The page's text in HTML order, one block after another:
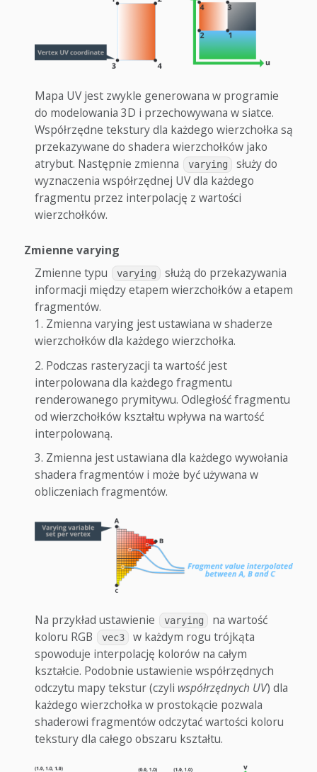
Mapa UV jest zwykle generowana w programie
do modelowania 3D i przechowywana w siatce.
Współrzędne tekstury dla każdego wierzchołka są
przekazywane do shadera wierzchołków jako
atrybut. Następnie zmienna
varying
służy do
wyznaczenia współrzędnej UV dla każdego
fragmentu przez interpolację z wartości
wierzchołków.
Zmienne varying
Zmienne typu
varying
służą do przekazywania
informacji między etapem wierzchołków a etapem
fragmentów.
Zmienna varying jest ustawiana w shaderze
wierzchołków dla każdego wierzchołka.
Podczas rasteryzacji ta wartość jest
interpolowana dla każdego fragmentu
renderowanego prymitywu. Odległość fragmentu
od wierzchołków kształtu wpływa na wartość
interpolowaną.
Zmienna jest ustawiana dla każdego wywołania
shadera fragmentów i może być używana w
obliczeniach fragmentów.
Na przykład ustawienie varying
na wartość
koloru RGB
vec3
w każdym rogu trójkąta
spowoduje interpolację kolorów na całym
kształcie. Podobnie ustawienie współrzędnych
odczytu mapy tekstur (czyli współrzędnych UV) dla
każdego wierzchołka w prostokącie pozwala
shaderowi fragmentów odczytać wartości koloru
tekstury dla całego obszaru kształtu.